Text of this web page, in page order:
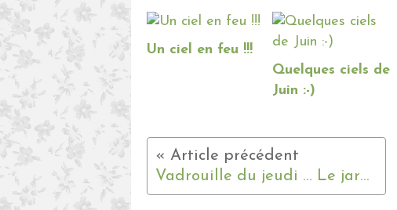
Un ciel en feu !!!
Quelques ciels de
Juin :-)
Vadrouille du jeudi ... Le jardin du Poinçonnet :-)